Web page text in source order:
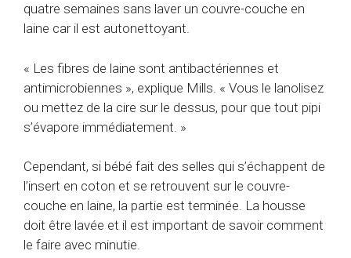
quatre semaines sans laver un couvre-couche en
laine car il est autonettoyant.
« Les fibres de laine sont antibactériennes et
antimicrobiennes », explique Mills. « Vous le lanolisez
ou mettez de la cire sur le dessus, pour que tout pipi
s’évapore immédiatement. »
Cependant, si bébé fait des selles qui s’échappent de
l’insert en coton et se retrouvent sur le couvre-
couche en laine, la partie est terminée. La housse
doit être lavée et il est important de savoir comment
le faire avec minutie.